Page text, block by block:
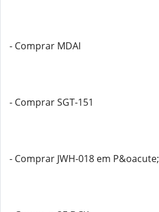
- Comprar MDAI
- Comprar SGT-151
- Comprar JWH-018 em P&oacute;